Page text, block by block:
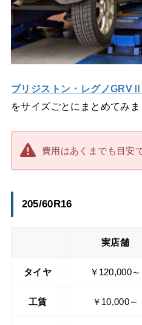
ブリジストン・レグノGRVⅡ
をサイズごとにまとめてみま
費用はあくまでも目安
205/60R16
実店舗
タイヤ ￥120,000～
工賃 ￥10,000～